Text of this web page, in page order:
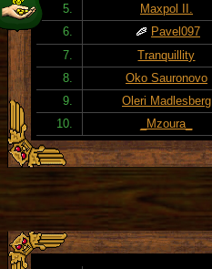
5.
Maxpol II.
6.
Pavel097
7.
Tranquillity
8.
Oko Sauronovo
9.
Oleri Madlesberg
10.
_Mzoura_